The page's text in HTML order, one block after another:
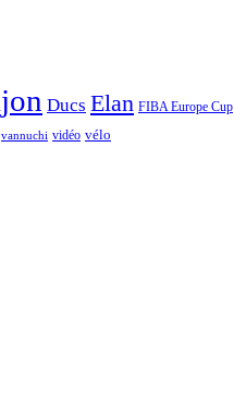
Ducs Elan FIBA Europe Cup
vannuchi vidéo vélo